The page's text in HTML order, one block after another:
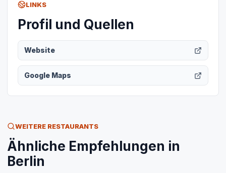
LINKS
Profil und Quellen
Website
Google Maps
WEITERE RESTAURANTS
Ähnliche Empfehlungen in
Berlin